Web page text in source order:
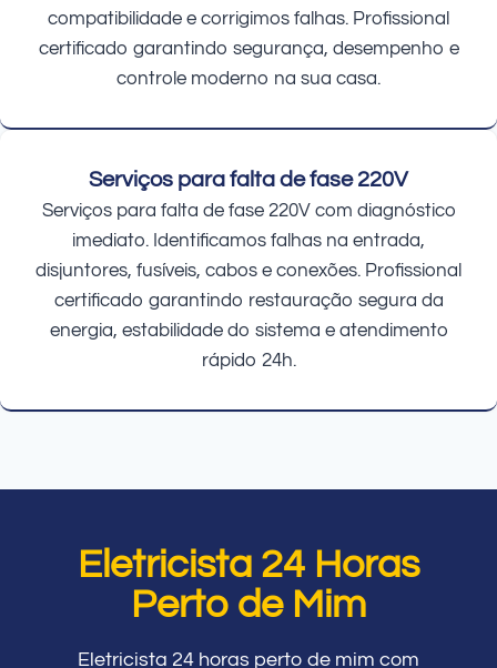
compatibilidade e corrigimos falhas. Profissional
certificado garantindo segurança, desempenho e
controle moderno na sua casa.
Serviços para falta de fase 220V
Serviços para falta de fase 220V com diagnóstico
imediato. Identificamos falhas na entrada,
disjuntores, fusíveis, cabos e conexões. Profissional
certificado garantindo restauração segura da
energia, estabilidade do sistema e atendimento
rápido 24h.
Eletricista 24 Horas
Perto de Mim
Eletricista 24 horas perto de mim com